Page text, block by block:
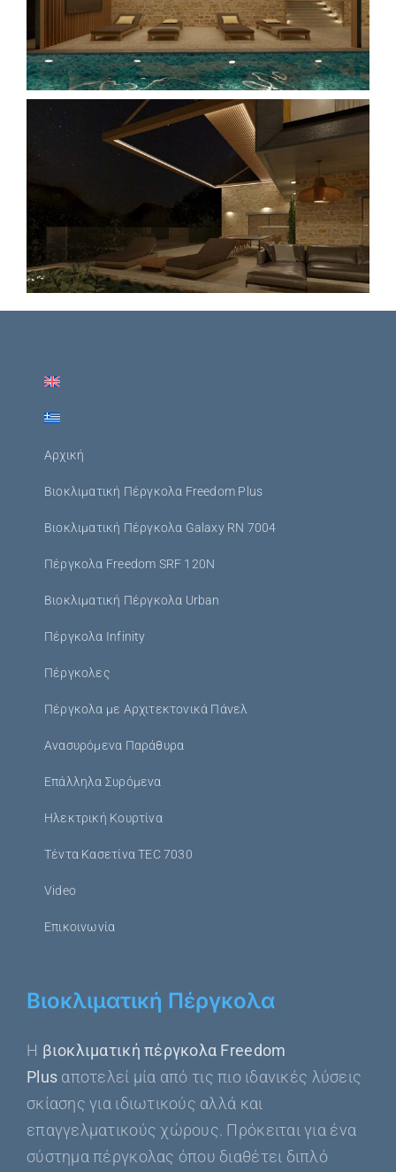
Αρχική
Βιοκλιματική Πέργκολα Freedom Plus
Βιοκλιματική Πέργκολα Galaxy RN 7004
Πέργκολα Freedom SRF 120N
Βιοκλιματική Πέργκολα Urban
Πέργκολα Infinity
Πέργκολες
Πέργκολα με Αρχιτεκτονικά Πάνελ
Ανασυρόμενα Παράθυρα
Επάλληλα Συρόμενα
Ηλεκτρική Κουρτίνα
Τέντα Κασετίνα TEC 7030
Video
Επικοινωνία
Βιοκλιματική Πέργκολα
Η βιοκλιματική πέργκολα Freedom
Plus αποτελεί μία από τις πιο ιδανικές λύσεις
σκίασης για ιδιωτικούς αλλά και
επαγγελματικούς χώρους. Πρόκειται για ένα
σύστημα πέργκολας όπου διαθέτει διπλό